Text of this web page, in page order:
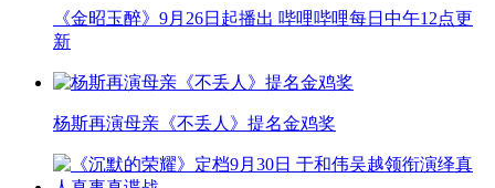
《金昭玉醉》9月26日起播出 哔哩哔哩每日中午12点更
新
杨斯再演母亲《不丢人》提名金鸡奖